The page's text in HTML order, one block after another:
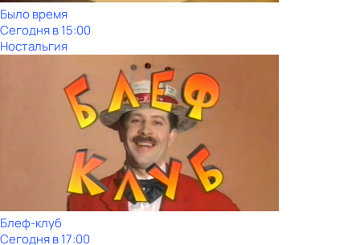
Было время
Сегодня в 15:00
Ностальгия
Блеф-клуб
Сегодня в 17:00